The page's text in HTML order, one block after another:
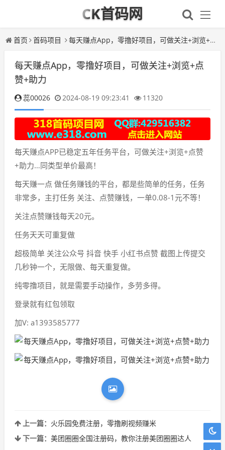
CK首码网
首页 首码项目 每天赚点App，零撸好项目，可做关注+浏览+点赞+助力
每天赚点App，零撸好项目，可做关注+浏览+点
赞+助力
蕊00026 2024-08-19 09:23:41 11320
每天赚点APP已稳定五年任务平台，可做关注+浏览+点赞
+助力…同类型单价最高！
每天赚一点 做任务赚钱的平台，都是些简单的任务，任务
非常多，主打任务 关注、点赞赚钱，一单0.08-1元不等！
关注点赞赚钱每天20元。
任务天天可重复做
超极简单 关注公众号 抖音 快手 小红书点赞 截图上传提交
几秒钟一个，无限做、每天重复做。
纯零撸项目，就是需要手动操作，多劳多得。
登录就有红包领取
加V: a1393585777
上一篇： 火乐园免费注册，零撸刷视频赚米
下一篇： 美团圈圈全国注册码，教你注册美团圈圈达人